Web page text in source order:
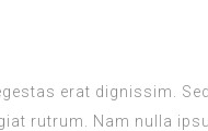
erat dignissim.
rutrum. Nam nulla